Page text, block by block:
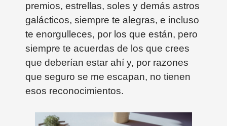
premios, estrellas, soles y demás astros
galácticos, siempre te alegras, e incluso
te enorgulleces, por los que están, pero
siempre te acuerdas de los que crees
que deberían estar ahí y, por razones
que seguro se me escapan, no tienen
esos reconocimientos.